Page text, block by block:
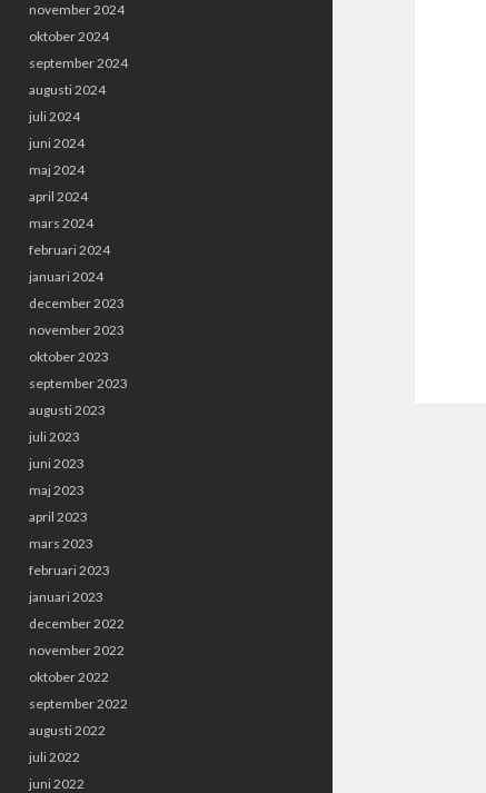
november 2024
oktober 2024
september 2024
augusti 2024
juli 2024
juni 2024
maj 2024
april 2024
mars 2024
februari 2024
januari 2024
december 2023
november 2023
oktober 2023
september 2023
augusti 2023
juli 2023
juni 2023
maj 2023
april 2023
mars 2023
februari 2023
januari 2023
december 2022
november 2022
oktober 2022
september 2022
augusti 2022
juli 2022
juni 2022